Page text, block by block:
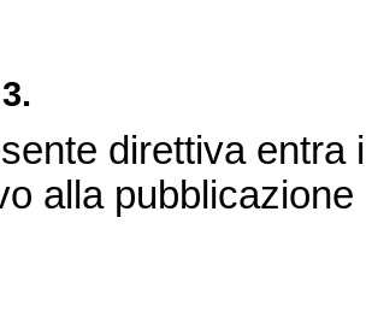
direttiva entra
alla